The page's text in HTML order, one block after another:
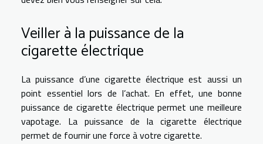
Veiller à la puissance de la
cigarette électrique
La puissance d’une cigarette électrique est aussi un
point essentiel lors de l’achat. En effet, une bonne
puissance de cigarette électrique permet une meilleure
vapotage. La puissance de la cigarette électrique
permet de fournir une force à votre cigarette.